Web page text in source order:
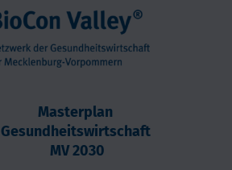
Masterplan
Gesundheitswirtschaft
MV 2030